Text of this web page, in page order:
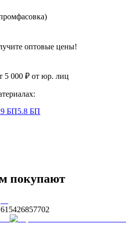
оптовые цены!
5 000 ₽ от юр. лиц
БП5.8 БП
покупают